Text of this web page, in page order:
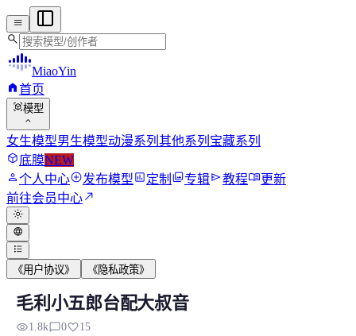
menu
search
MiaoYin
home首页
view_in_ar模型
expand_more
女生模型男生模型动漫系列 其他系列 宝藏系列
deployed_code底膜NEW
person个人中心add_circle发布模型assessment定制 photo_library专辑send教程menu_book更新
前往会员中心north_east
light_mode
language
format_list_bulleted
《用户协议》 《隐私政策》
毛利小五郎台配大叔音
毛利小五郎台配大叔音
visibility1.8kchat_bubble_outline0favorite15